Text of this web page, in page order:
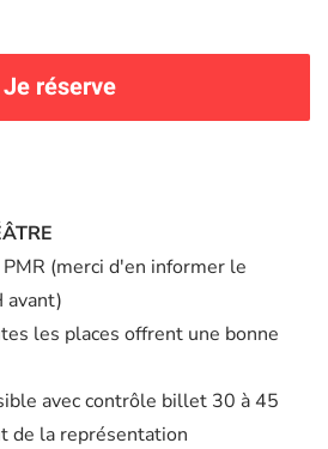
Je réserve
(merci d'en informer le
avant)
les places offrent une bonne
avec contrôle billet 30 à 45
de la représentation